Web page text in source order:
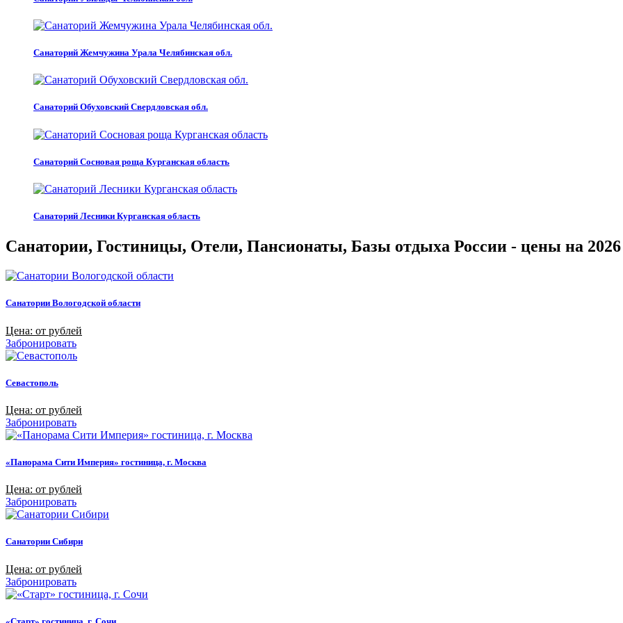
Санаторий Жемчужина Урала Челябинская обл.
Санаторий Обуховский Свердловская обл.
Санаторий Сосновая роща Курганская область
Санаторий Лесники Курганская область
Санатории, Гостиницы, Отели, Пансионаты, Базы отдыха России - цены на 2026
Санатории Вологодской области
Цена: от рублей
Забронировать
Севастополь
Цена: от рублей
Забронировать
«Панорама Сити Империя» гостиница, г. Москва
Цена: от рублей
Забронировать
Санатории Сибири
Цена: от рублей
Забронировать